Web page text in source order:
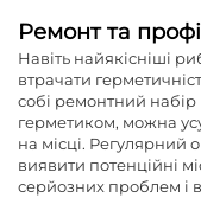
Ремонт та
Навіть найякісніші
втрачати
собі ремонтний
герметиком, можна
на місці. Регулярний
виявити потенційні
серйозних проблем і